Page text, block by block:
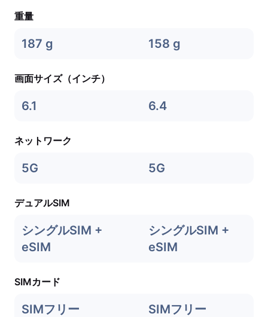
重量
187 g 158 g
画面サイズ（インチ）
6.1 6.4
ネットワーク
5G 5G
デュアルSIM
シングルSIM +
eSIM
シングルSIM +
eSIM
SIMカード
SIMフリー SIMフリー